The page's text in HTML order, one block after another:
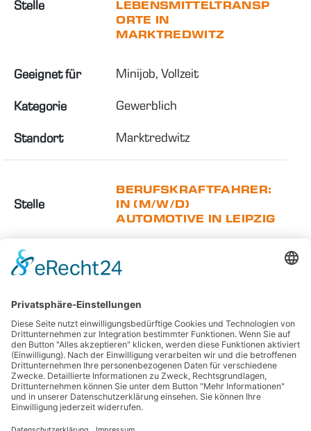
Stelle
LEBENSMITTELTRANSP
ORTE IN
MARKTREDWITZ
Geeignet für Minijob, Vollzeit
Kategorie Gewerblich
Standort Marktredwitz
Stelle
BERUFSKRAFTFAHRER:
IN (M/W/D)
AUTOMOTIVE IN LEIPZIG
Geeignet für Vollzeit
Standort Leipzig - Transport
ELFLEIN Holding GmbH | Regnitzstraße 18b |
96052 Bamberg